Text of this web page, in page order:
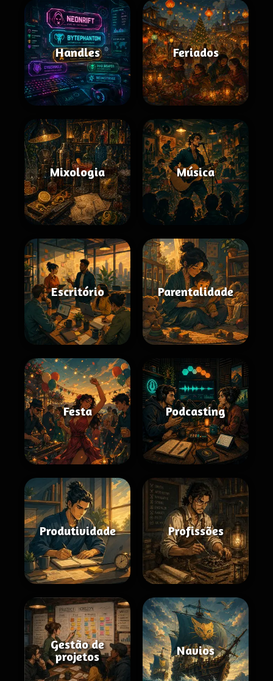
Handles Feriados
Mixologia Música
Escritório Parentalidade
Festa Podcasting
Produtividade Profissões
Gestão de
projetos
Navios